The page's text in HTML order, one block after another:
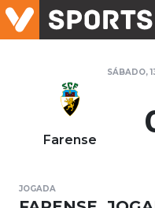
SÁBADO,
Farense
JOGADA